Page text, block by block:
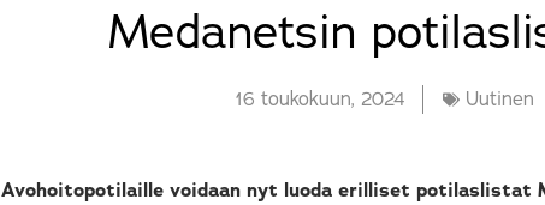
Medanetsin
16 toukokuun, 2024 Uutinen
Avohoitopotilaille voidaan nyt luoda erilliset potilaslistat